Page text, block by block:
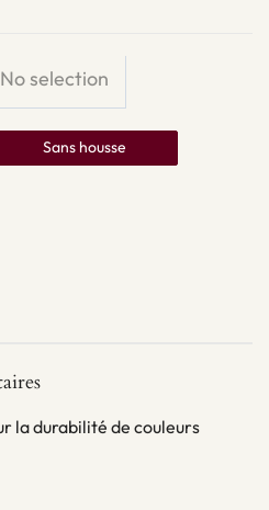
No selection
Sans housse
la durabilité de couleurs